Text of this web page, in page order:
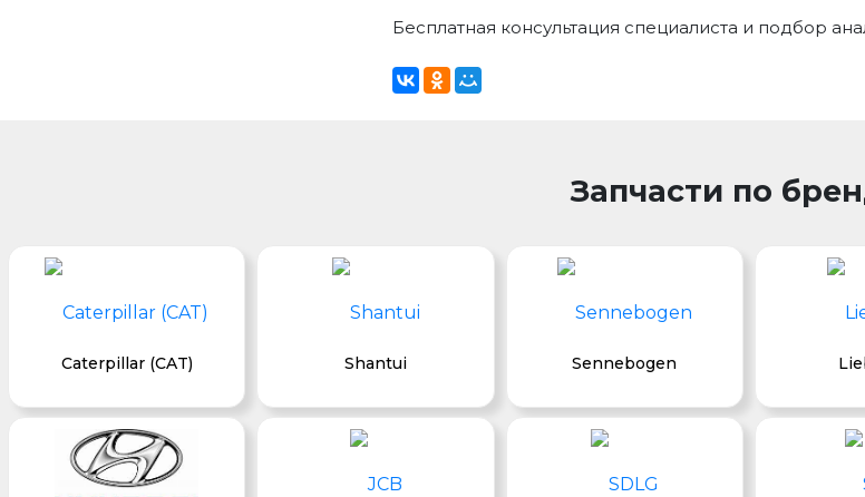
Бесплатная консультация специалиста и подбор
Запчасти по
Caterpillar (CAT) Shantui Sennebogen